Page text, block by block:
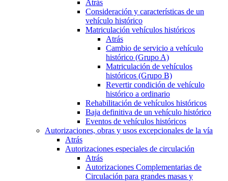
Atrás
Consideración y características de un
vehículo histórico
Matriculación vehículos históricos
Atrás
Cambio de servicio a vehículo
histórico (Grupo A)
Matriculación de vehículos
históricos (Grupo B)
Revertir condición de vehículo
histórico a ordinario
Rehabilitación de vehículos históricos
Baja definitiva de un vehículo histórico
Eventos de vehículos históricos
Autorizaciones, obras y usos excepcionales de la vía
Atrás
Autorizaciones especiales de circulación
Atrás
Autorizaciones Complementarias de
Circulación para grandes masas y